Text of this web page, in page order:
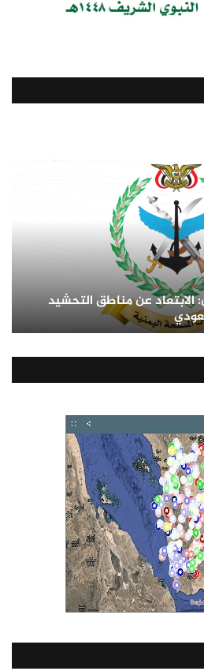
عن مناطق التحشيد